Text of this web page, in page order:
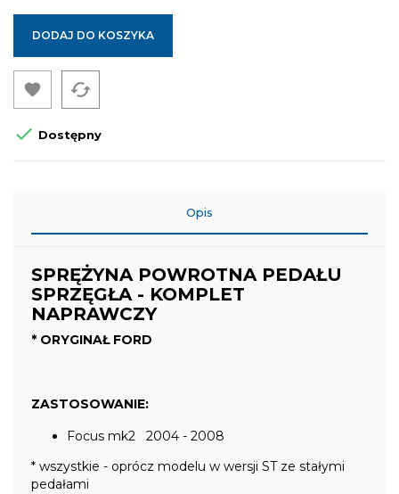
DODAJ DO KOSZYKA
 cached
 Dostępny
Opis
SPRĘŻYNA POWROTNA PEDAŁU
SPRZĘGŁA - KOMPLET
NAPRAWCZY
* ORYGINAŁ FORD
ZASTOSOWANIE:
Focus mk2 2004 - 2008
* wszystkie - oprócz modelu w wersji ST ze stałymi
pedałami